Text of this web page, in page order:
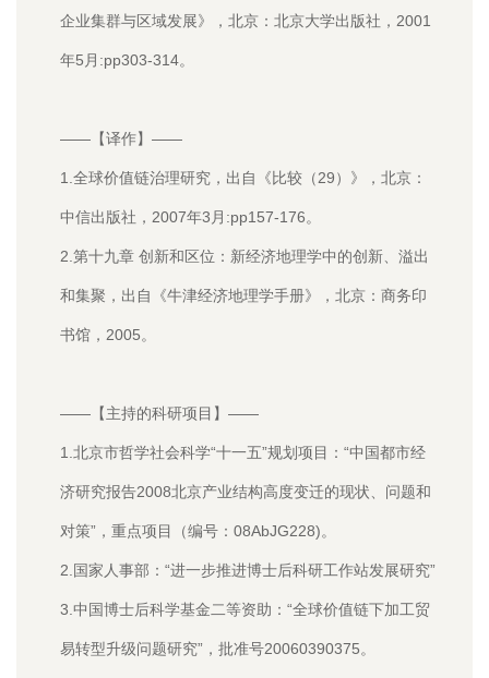
企业集群与区域发展》，北京：北京大学出版社，2001
年5月:pp303-314。
——【译作】——
1.全球价值链治理研究，出自《比较（29）》，北京：
中信出版社，2007年3月:pp157-176。
2.第十九章 创新和区位：新经济地理学中的创新、溢出
和集聚，出自《牛津经济地理学手册》，北京：商务印
书馆，2005。
——【主持的科研项目】——
1.北京市哲学社会科学“十一五”规划项目：“中国都市经
济研究报告2008北京产业结构高度变迁的现状、问题和
对策”，重点项目（编号：08AbJG228)。
2.国家人事部：“进一步推进博士后科研工作站发展研究”
3.中国博士后科学基金二等资助：“全球价值链下加工贸
易转型升级问题研究”，批准号20060390375。